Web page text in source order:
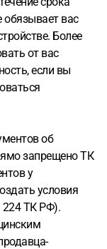
обязывает вас
Более
от вас
если вы
об
запрещено ТК
у
условия
224 ТК РФ).